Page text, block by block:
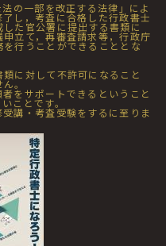
の一部を改正する法律」によ
し，考査に合格した行政書士
た官公署に提出する書類に
立て，再審査請求等，行政庁
行うことができることとな
に対して不許可になること
。
をサポートできるということ
ことです。
講・考査受験をするに至りま